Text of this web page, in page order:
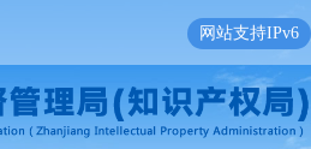
网站支持IPv6